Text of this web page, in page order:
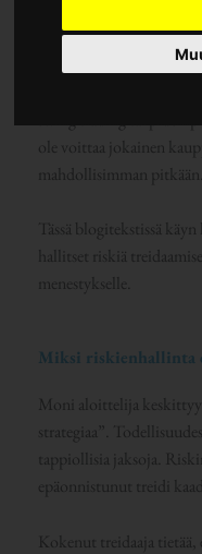
Treidaaminen
mutta äärimmäisen
ole voittaa jokainen
mahdollisimman pitkään.
Tässä blogitekstissä
hallitset riskiä
menestykselle.
Miksi riskienhallinta
Moni aloittelija keskittyy
strategiaa”.
tappiollisia jaksoja.
epäonnistunut treidi
Kokenut treidaaja tietää,